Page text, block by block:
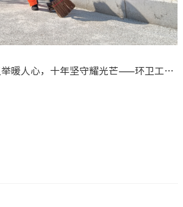
恺视网报道 | 善行义举暖人心，十年坚守耀光芒——环卫工人范玉清个人先进事迹